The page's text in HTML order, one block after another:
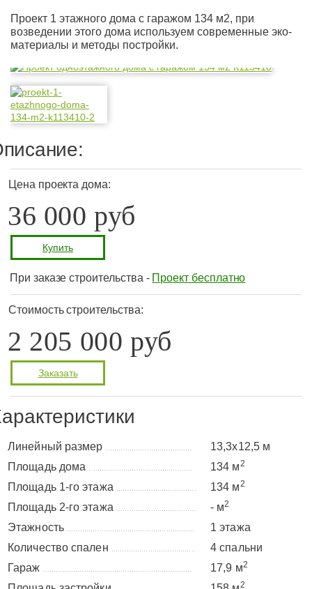
Проект 1 этажного дома с гаражом 134 м2, при
возведении этого дома используем современные эко-
материалы и методы постройки.
Цена проекта дома:
36 000 руб
Купить
При заказе строительства - Проект бесплатно
Стоимость строительства:
2 205 000 руб
Заказать
Линейный размер
13,3x12,5 м
Площадь дома
134 м2
Площадь 1-го этажа 134 м2
Площадь 2-го этажа - м2
Этажность
1 этажа
Количество спален
4 спальни
Гараж
17,9 м2
2